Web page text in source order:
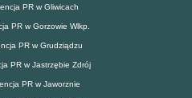
PR w Gliwicach
PR w Gorzowie Wlkp.
PR w Grudziądzu
PR w Jastrzębie Zdrój
PR w Jaworznie